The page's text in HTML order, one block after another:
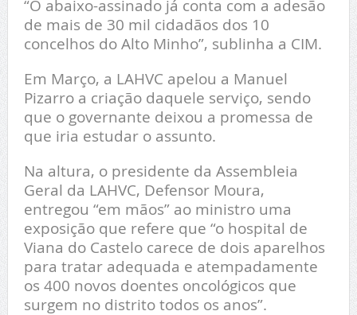
“O abaixo-assinado já conta com a adesão
de mais de 30 mil cidadãos dos 10
concelhos do Alto Minho”, sublinha a CIM.
Em Março, a LAHVC apelou a Manuel
Pizarro a criação daquele serviço, sendo
que o governante deixou a promessa de
que iria estudar o assunto.
Na altura, o presidente da Assembleia
Geral da LAHVC, Defensor Moura,
entregou “em mãos” ao ministro uma
exposição que refere que “o hospital de
Viana do Castelo carece de dois aparelhos
para tratar adequada e atempadamente
os 400 novos doentes oncológicos que
surgem no distrito todos os anos”.